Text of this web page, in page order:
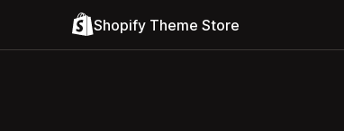
Shopify Theme Store